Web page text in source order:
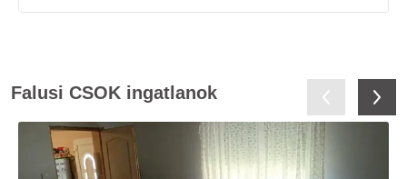
Falusi CSOK ingatlanok